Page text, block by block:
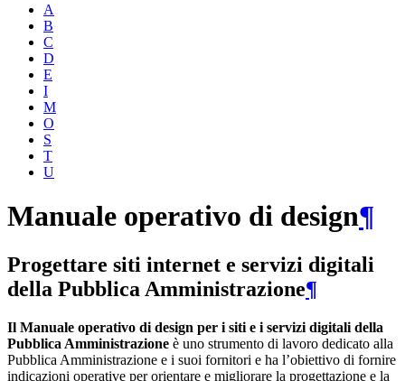
A
B
C
D
E
I
M
O
S
T
U
Manuale operativo di design¶
Progettare siti internet e servizi digitali
della Pubblica Amministrazione¶
Il Manuale operativo di design per i siti e i servizi digitali della
Pubblica Amministrazione è uno strumento di lavoro dedicato alla
Pubblica Amministrazione e i suoi fornitori e ha l’obiettivo di fornire
indicazioni operative per orientare e migliorare la progettazione e la